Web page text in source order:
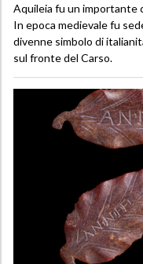
Aquileia fu un importante
In epoca medievale fu
divenne simbolo di
sul fronte del Carso.